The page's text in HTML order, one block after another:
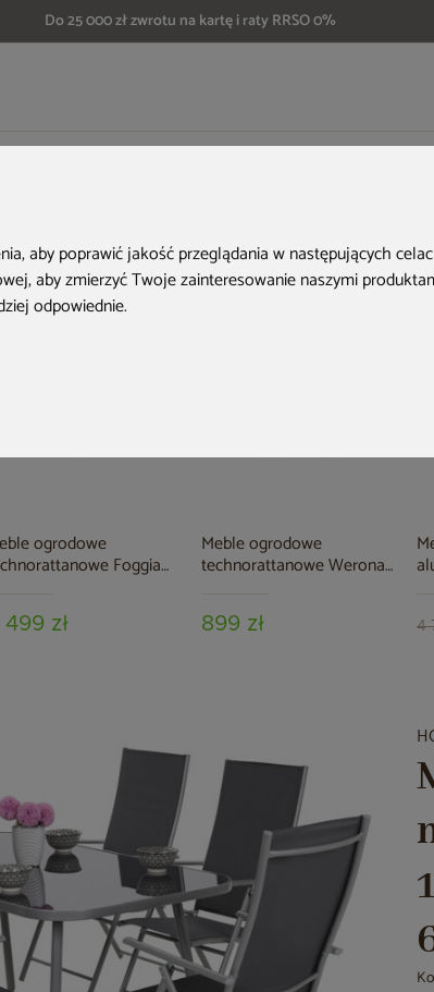
aby poprawić jakość przeglądania w następujących
,aby zmierzyć Twoje zainteresowanie naszymi
odpowiednie.
Do 25 000 zł zwrotu na kartę i raty RRSO 0%
ogrodowe
Foggia
499 zł
Meble ogrodowe
technorattanowe Werona
899 zł 4